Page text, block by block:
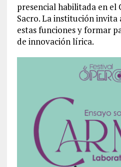
presencial habilitada en
Sacro. La institución invita
estas funciones y formar
de innovación lírica.